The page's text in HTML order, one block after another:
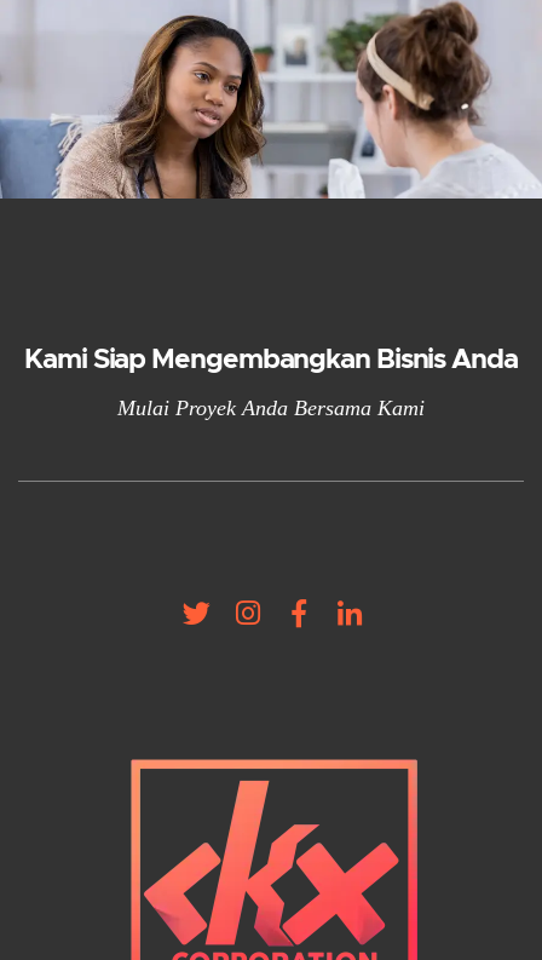
Kami Siap Mengembangkan Bisnis Anda
Mulai Proyek Anda Bersama Kami